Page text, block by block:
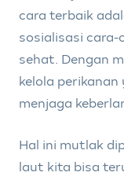
cara terbaik
sosialisasi cara-
sehat. Dengan
kelola
menjaga
Hal ini mutlak
laut kita bisa